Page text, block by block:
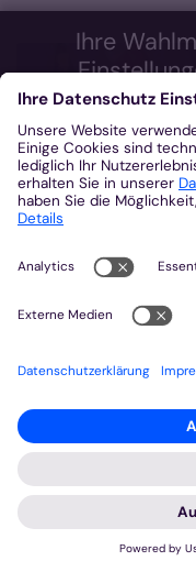
Ihre
Wir möchten Ihnen ein
Dazu verwenden wir
Website notwendig
auch Cookies und
externer Inhalte
Soundcloud, Karten
Statistikzwecken
beachten Sie, dass
Weitere Informationen
Einwillung finden Sie in
Externe Inhalte
Statistiken
Speichern
Datenschutzerklärung
Rückblick |
WJT Lisboa
5. Aug. 2023
Pilgerwanderung
(40 Grad), mit der